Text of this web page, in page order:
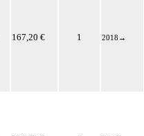
167,20 € 1 2018 →